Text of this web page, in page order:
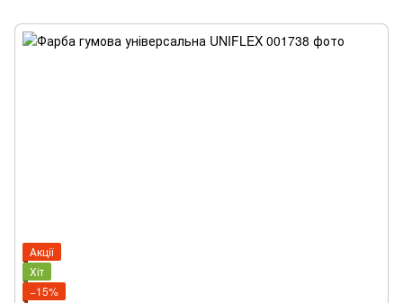
Акції
Хіт
−15%